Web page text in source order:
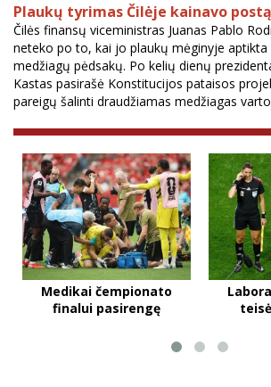
Plaukų tyrimas Čilėje kainavo postą
Čilės finansų viceministras Juanas Pablo
neteko po to, kai jo plaukų mėginyje aptikta
medžiagų pėdsakų. Po kelių dienų
Kastas pasirašė Konstitucijos pataisos
pareigų šalinti draudžiamas medžiagas
Medikai čempionato
finalui pasirengę